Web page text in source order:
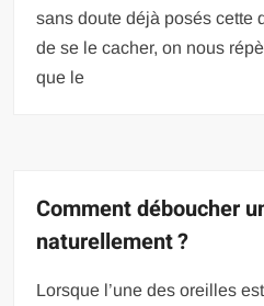
sans doute déjà posés cette
de se le cacher, on nous
que le
Comment déboucher
naturellement ?
Lorsque l’une des oreilles